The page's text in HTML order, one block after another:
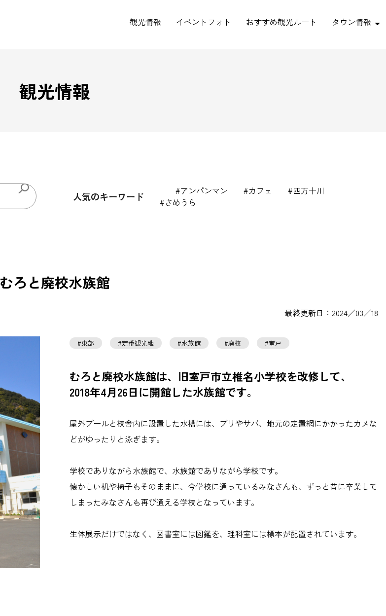
観光情報 イベントフォト おすすめ観光ルート タウン情報
観光情報
人気のキーワード アンパンマン カフェ
四万十川
さめうら
むろと廃校水族館
最終更新日：2024／03／18
東部 定番観光地 水族館 廃校 室戸
むろと廃校水族館は、旧室戸市立椎名小学校を改修して、
2018年4月26日に開館した水族館です。
屋外プールと校舎内に設置した水槽には、ブリやサバ、地元の定置網にかかったカメな
どがゆったりと泳ぎます。
学校でありながら水族館で、水族館でありながら学校です。
懐かしい机や椅子もそのままに、今学校に通っているみなさんも、ずっと昔に卒業して
しまったみなさんも再び通える学校となっています。
生体展示だけではなく、図書室には図鑑を、理科室には標本が配置されています。